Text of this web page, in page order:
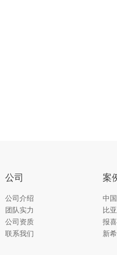
公司
公司介绍
团队实力
公司资质
联系我们
案
中
比
报
新